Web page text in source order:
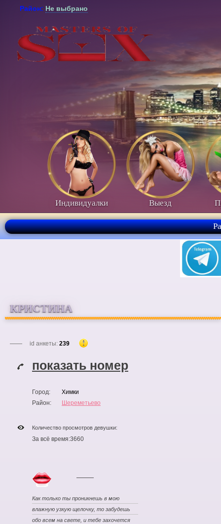
Район: Не выбрано
Индивидуалки Выезд
КРИСТИНА
id анкеты: 239
показать номер
Город:
Химки
Район:
Шереметьево
Количество просмотров девушки:
За всё время:3660
Как только ты проникнешь в мою
влажную узкую щелочку, то забудешь
обо всем на свете, и тебе захочется